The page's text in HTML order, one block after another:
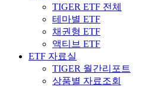
TIGER ETF 전체
테마별 ETF
채권형 ETF
액티브 ETF
ETF 자료실
TIGER 월간리포트
상품별 자료조회